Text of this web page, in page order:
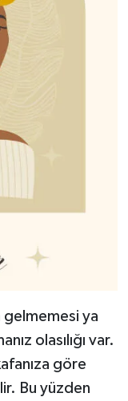
gelmemesi ya
olasılığı var.
göre
Bu yüzden